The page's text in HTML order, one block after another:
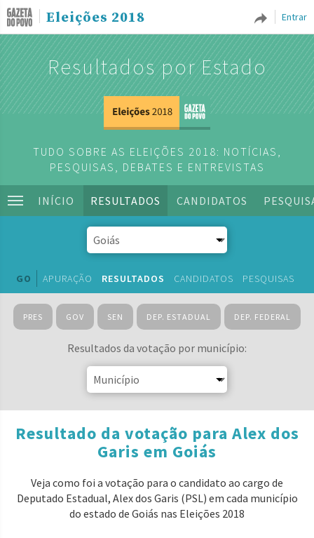
Entrar
Eleições 2018
Resultados por Estado
TUDO SOBRE AS ELEIÇÕES 2018: NOTÍCIAS,
PESQUISAS, DEBATES E ENTREVISTAS
INÍCIO RESULTADOS CANDIDATOS
GO APURAÇÃO RESULTADOS CANDIDATOS PESQUISAS
PRES GOV SEN DEP. ESTADUAL DEP. FEDERAL
Resultados da votação por município:
Resultado da votação para Alex dos
Garis em Goiás
Veja como foi a votação para o candidato ao cargo de
Deputado Estadual, Alex dos Garis (PSL) em cada município
do estado de Goiás nas Eleições 2018